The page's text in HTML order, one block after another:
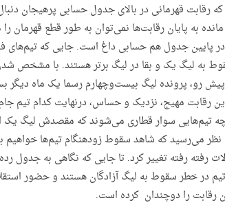
رقابت قهرمانی در بالای جدول حسابی پرهیجان
به پایان رقابت‌ها نمی‌توان به طور قطع قهرمان
پایین جدول هم حسابی داغ است. جایی که تیم‌های
به لیگ یک و بقا در لیگ برتر هستند. با مشخص
رو، پرونده لیگ بیست‌وچهارم رسما یک ماه دیگر
رقابت مهیج، نزدیک و حساس، درنهایت کدام تیم
تیم‌هایی سوار قطاری می‌شوند که مقصدش لیگ یک
می‌رسید که شاهد سقوط زودهنگام تیم‌ها خواهیم
رفته رفته تغییر کرد. تا جایی که نگاهی به جدول
حداقل 6 تیم در خطر سقوط به لیگ آزادگان هستند و حضور
رقابت را دوچندان کرده است.